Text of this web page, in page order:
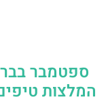
ספטמבר
המלצות